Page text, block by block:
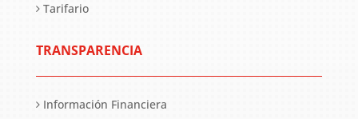
Tarifario
TRANSPARENCIA
Información Financiera